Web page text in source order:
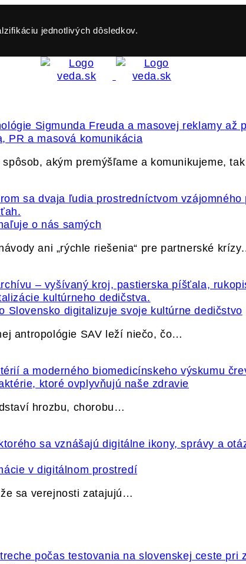
jednotlivých dôsledkov.
PR a masová komunikácia
akým premýšľame a komunikujeme,
o nás samých
ani „rýchle riešenia“ pre partnerské
Slovensko digitalizuje svoje kultúrne dedičstvo
antropológie SAV leží niečo, čo…
ktoré ovplyvňujú naše zdravie
hrozbu, chorobu…
v digitálnom prostredí
sa verejnosti zatajujú…